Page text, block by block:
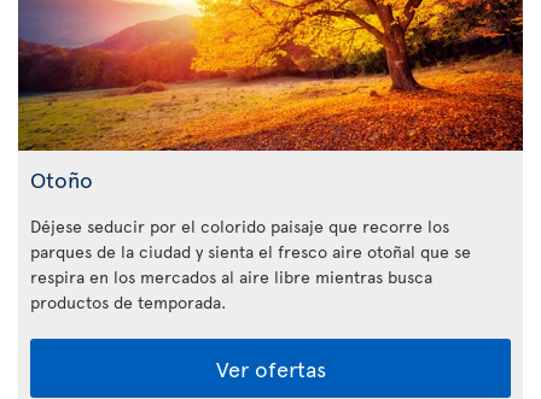
Otoño
Déjese seducir por el colorido paisaje que recorre los
parques de la ciudad y sienta el fresco aire otoñal que se
respira en los mercados al aire libre mientras busca
productos de temporada.
Ver ofertas